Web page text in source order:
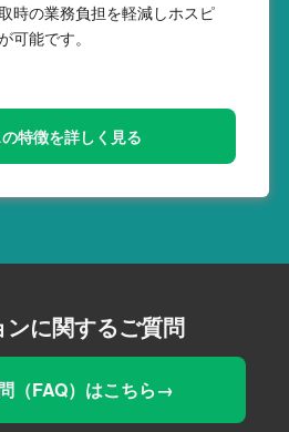
時の業務負担を軽減しホスピ
可能です。
特徴を詳しく見る
ンに関するご質問
（FAQ）はこちら→